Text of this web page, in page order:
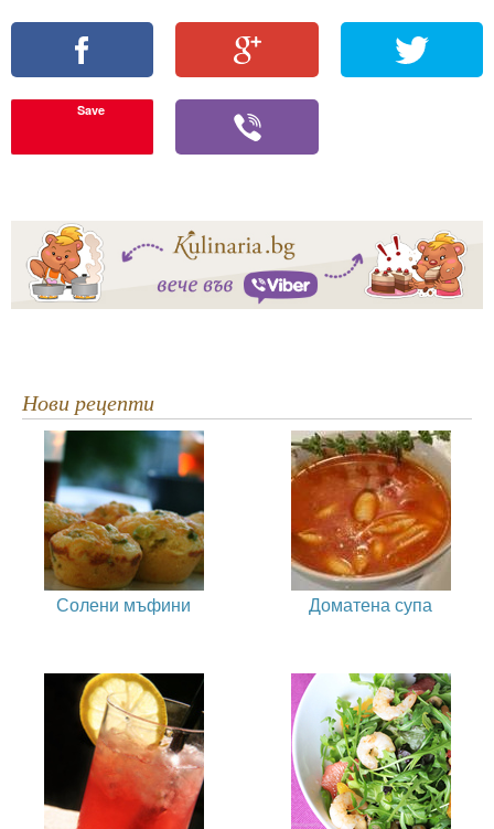
Save
Нови рецепти
Солени мъфини Доматена супа